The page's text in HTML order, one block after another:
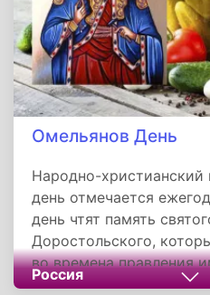
Омельянов День
Народно-христианский
день отмечается
день чтят память
Доростольского,
во времена правления
Отступника.
Россия